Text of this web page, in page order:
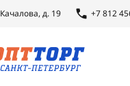
Качалова, д. 19 +7 812